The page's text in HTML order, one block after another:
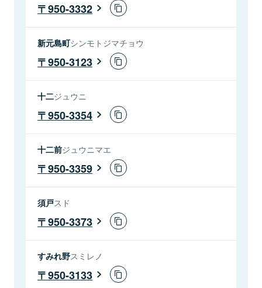
950-3332
新元島町シンモトジマチョウ
950-3123
十二ジュウニ
950-3354
十二前ジュウニマエ
950-3359
須戸スド
950-3373
すみれ野スミレノ
950-3133